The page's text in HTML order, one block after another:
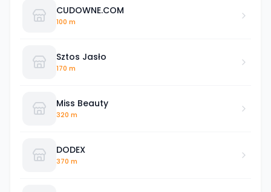
CUDOWNE.COM
100 m
Sztos Jasło
170 m
Miss Beauty
320 m
DODEX
370 m